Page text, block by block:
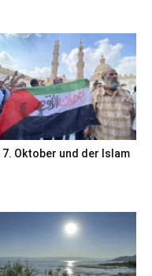
7. Oktober und der Islam